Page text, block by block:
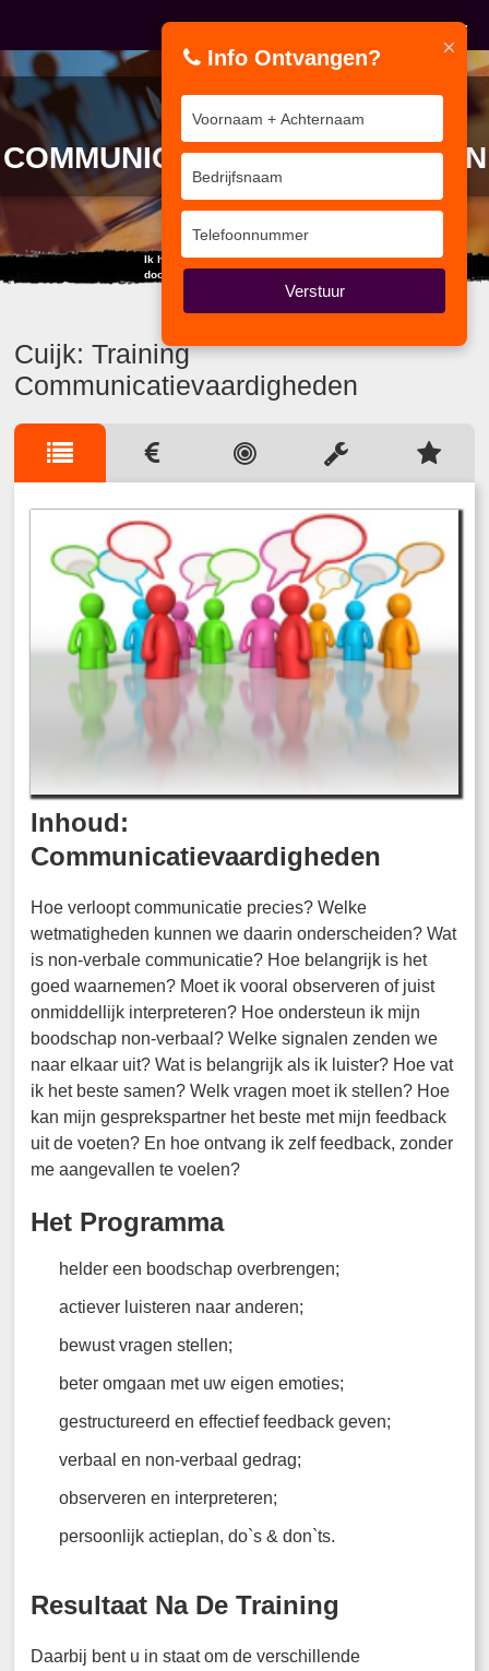
TRAINING
COMMUNICATIEVAARDIGHEDEN
Ik heb in mijn leven meer geleerd
door te luisteren dan door te spreken.
Cuijk: Training
Communicatievaardigheden
Inhoud:
Communicatievaardigheden
Hoe verloopt communicatie precies? Welke
wetmatigheden kunnen we daarin onderscheiden? Wat
is non-verbale communicatie? Hoe belangrijk is het
goed waarnemen? Moet ik vooral observeren of juist
onmiddellijk interpreteren? Hoe ondersteun ik mijn
boodschap non-verbaal? Welke signalen zenden we
naar elkaar uit? Wat is belangrijk als ik luister? Hoe vat
ik het beste samen? Welk vragen moet ik stellen? Hoe
kan mijn gesprekspartner het beste met mijn feedback
uit de voeten? En hoe ontvang ik zelf feedback, zonder
me aangevallen te voelen?
Het Programma
helder een boodschap overbrengen;
actiever luisteren naar anderen;
bewust vragen stellen;
beter omgaan met uw eigen emoties;
gestructureerd en effectief feedback geven;
verbaal en non-verbaal gedrag;
observeren en interpreteren;
persoonlijk actieplan, do`s & don`ts.
Resultaat Na De Training
Daarbij bent u in staat om de verschillende
×
Info Ontvangen?
Verstuur